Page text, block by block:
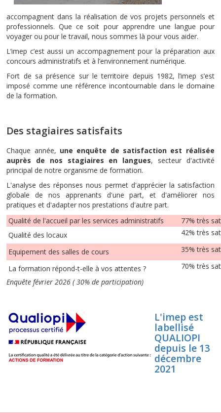
accompagnent dans la réalisation de vos projets personnels et
professionnels. Que ce soit pour apprendre une langue pour
voyager ou pour le travail, nous sommes là pour vous aider.
L’imep c’est aussi un accompagnement pour la préparation aux
concours administratifs et à l’environnement numérique.
Fort de sa présence sur le territoire depuis 1982, l’imep s’est
imposé comme une référence incontournable dans le domaine
de la formation.
Des stagiaires satisfaits
Chaque année, une enquête de satisfaction est réalisée
auprès de nos stagiaires en langues, secteur d'activité
principal de notre organisme de formation.
L'analyse des réponses nous permet d'apprécier la satisfaction
globale de nos apprenants d'une part, et d'améliorer nos
pratiques et d'adapter nos prestations d'autre part.
Qualité de l'accueil par les services administratifs
77% très
Qualité des locaux
42% très
Equipement des salles de cours 35% très
La formation répond-t-elle à vos attentes ?
70% très
Enquête février 2026 ( 30% de participation)
L'imep est
labellisé
QUALIOPI
depuis le 13
décembre
2021